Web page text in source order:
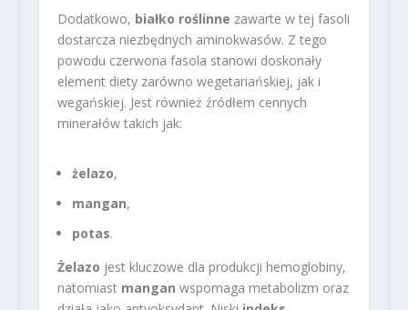
Dodatkowo, białko roślinne zawarte w tej fasoli
dostarcza niezbędnych aminokwasów. Z tego
powodu czerwona fasola stanowi doskonały
element diety zarówno wegetariańskiej, jak i
wegańskiej. Jest również źródłem cennych
minerałów takich jak:
żelazo,
mangan,
potas.
Żelazo jest kluczowe dla produkcji hemoglobiny,
natomiast mangan wspomaga metabolizm oraz